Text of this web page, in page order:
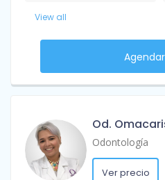
View all
Od.
Odontología
Ver precio